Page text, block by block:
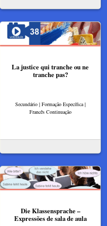
La justice qui tranche ou ne
tranche pas?
Secundário | Formação Específica |
Francês Continuação
Die Klassensprache –
Expressões de sala de aula